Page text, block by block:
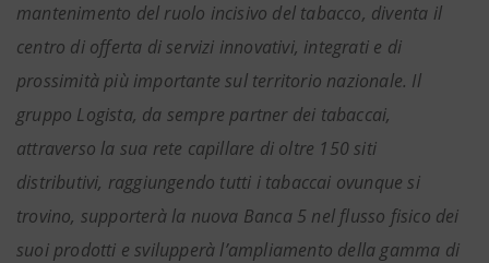
mantenimento del ruolo incisivo del tabacco, diventa il
centro di offerta di servizi innovativi, integrati e di
prossimità più importante sul territorio nazionale. Il
gruppo Logista, da sempre partner dei tabaccai,
attraverso la sua rete capillare di oltre 150 siti
distributivi, raggiungendo tutti i tabaccai ovunque si
trovino, supporterà la nuova Banca 5 nel flusso fisico dei
suoi prodotti e svilupperà l’ampliamento della gamma di